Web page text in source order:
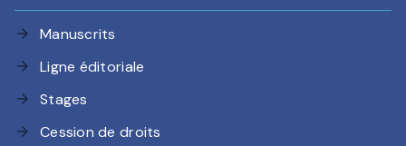
arrow_forward Manuscrits
arrow_forward Ligne éditoriale
arrow_forward Stages
arrow_forward Cession de droits